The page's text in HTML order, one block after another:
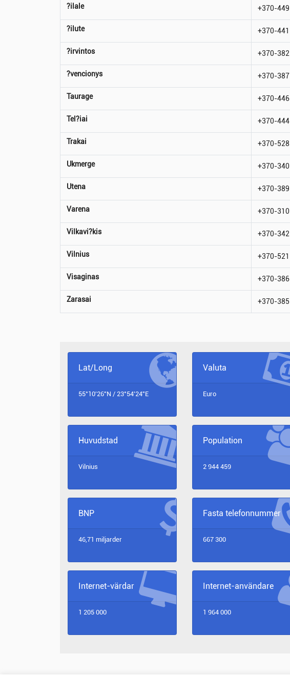
?ilale +370-449
?ilute +370-441
?irvintos +370-382
?vencionys +370-387
Taurage +370-446
Tel?iai +370-444
Trakai +370-528
Ukmerge +370-340
Utena +370-389
Varena +370-310
Vilkavi?kis +370-342
Vilnius +370-521
Visaginas +370-386
Zarasai +370-385
Lat/Long
55°10'26"N / 23°54'24"E
Valuta
Euro
Huvudstad
Vilnius
Population
2 944 459
BNP
46,71 miljarder
Fasta telefonnummer
667 300
Internet-värdar
1 205 000
Internet-användare
1 964 000